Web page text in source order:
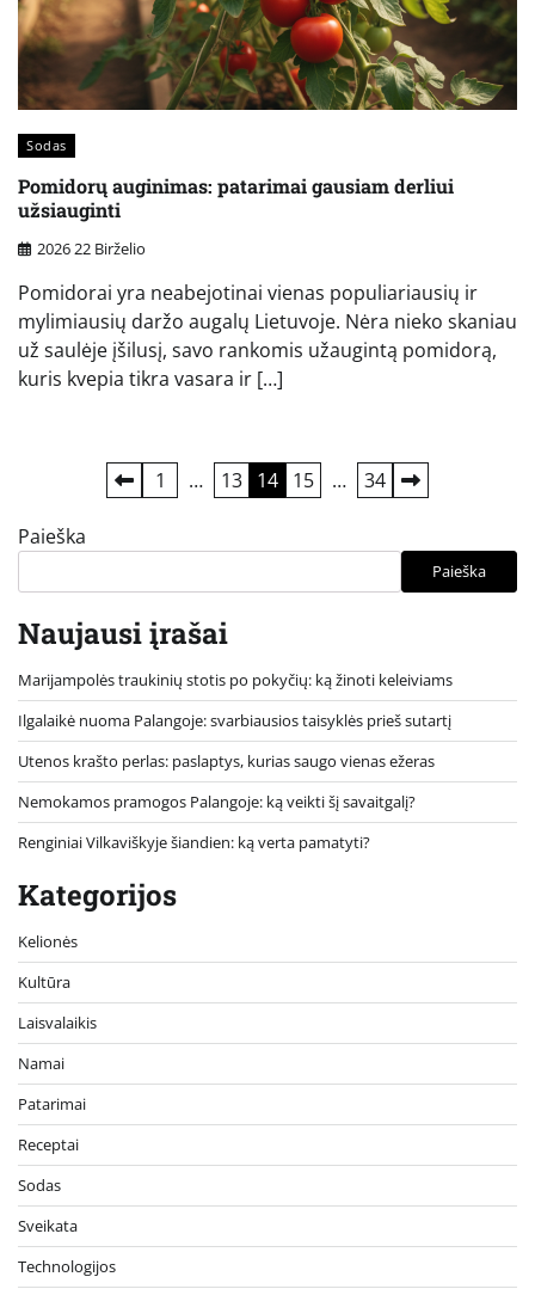
Sodas
Pomidorų auginimas: patarimai gausiam derliui
užsiauginti
2026 22 Birželio
Pomidorai yra neabejotinai vienas populiariausių ir
mylimiausių daržo augalų Lietuvoje. Nėra nieko skaniau
už saulėje įšilusį, savo rankomis užaugintą pomidorą,
kuris kvepia tikra vasara ir […]
puslapiavimas
1 … 13 14 15 … 34
Paieška
Paieška
Naujausi įrašai
Marijampolės traukinių stotis po pokyčių: ką žinoti keleiviams
Ilgalaikė nuoma Palangoje: svarbiausios taisyklės prieš sutartį
Utenos krašto perlas: paslaptys, kurias saugo vienas ežeras
Nemokamos pramogos Palangoje: ką veikti šį savaitgalį?
Renginiai Vilkaviškyje šiandien: ką verta pamatyti?
Kategorijos
Kelionės
Kultūra
Laisvalaikis
Namai
Patarimai
Receptai
Sodas
Sveikata
Technologijos